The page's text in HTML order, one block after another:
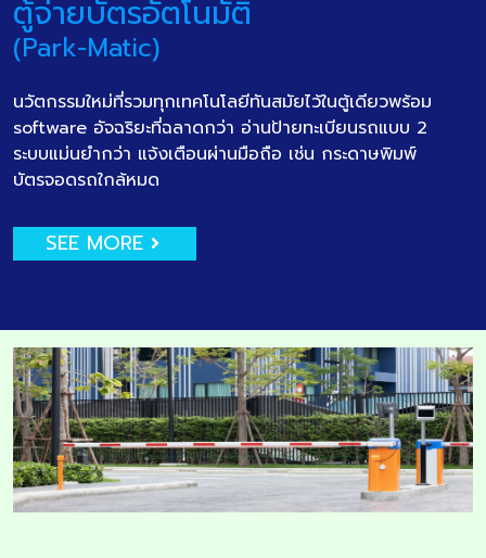
ตู้จ่ายบัตรอัตโนมัติ
(Park-Matic)
นวัตกรรมใหม่ที่รวมทุกเทคโนโลยีทันสมัยไว้ในตู้เดียวพร้อม
software อัจฉริยะที่ฉลาดกว่า อ่านป้ายทะเบียนรถแบบ 2
ระบบแม่นยำกว่า แจ้งเตือนผ่านมือถือ เช่น กระดาษพิมพ์
บัตรจอดรถใกล้หมด
SEE MORE